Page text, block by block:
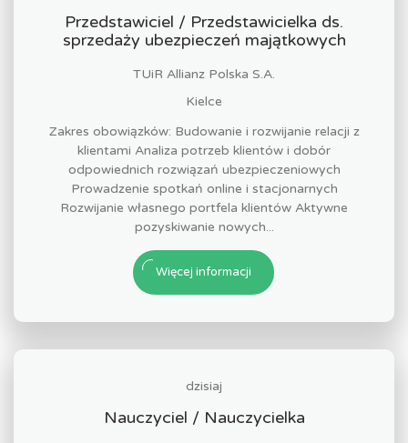
Przedstawiciel / Przedstawicielka ds.
sprzedaży ubezpieczeń majątkowych
TUiR Allianz Polska S.A.
Kielce
Zakres obowiązków: Budowanie i rozwijanie relacji z
klientami Analiza potrzeb klientów i dobór
odpowiednich rozwiązań ubezpieczeniowych
Prowadzenie spotkań online i stacjonarnych
Rozwijanie własnego portfela klientów Aktywne
pozyskiwanie nowych...
Więcej informacji
dzisiaj
Nauczyciel / Nauczycielka